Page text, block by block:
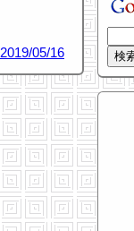
2019/05/16